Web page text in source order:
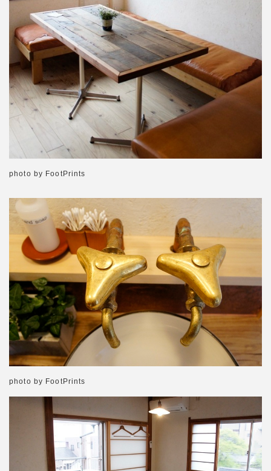
photo by FootPrints
photo by FootPrints